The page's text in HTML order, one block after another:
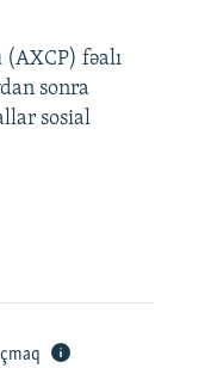
(AXCP) fəalı
sonra
sosial